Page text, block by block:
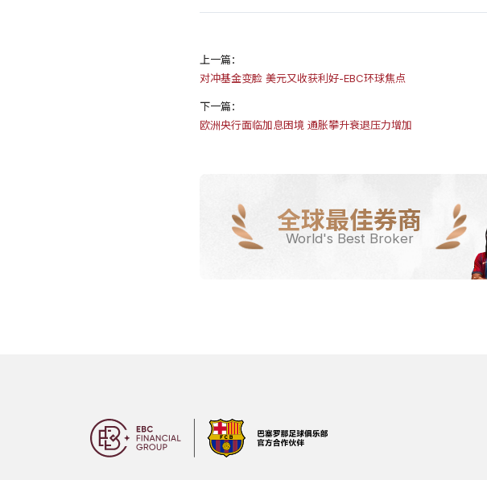
上一篇：
对冲基金变脸 美元又收获利好-EBC环球焦点
下一篇：
欧洲央行面临加息困境 通胀攀升衰退压力增加
全球最佳券商
World's Best Broker